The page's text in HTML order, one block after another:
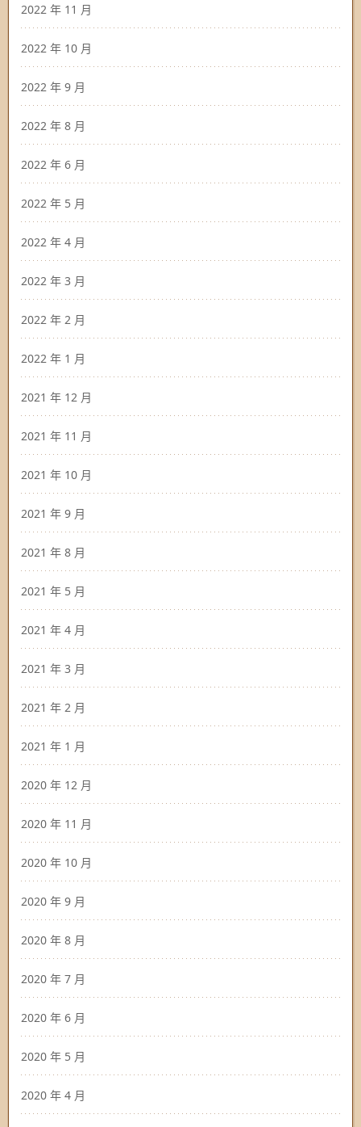
2022 年 11 月
2022 年 10 月
2022 年 9 月
2022 年 8 月
2022 年 6 月
2022 年 5 月
2022 年 4 月
2022 年 3 月
2022 年 2 月
2022 年 1 月
2021 年 12 月
2021 年 11 月
2021 年 10 月
2021 年 9 月
2021 年 8 月
2021 年 5 月
2021 年 4 月
2021 年 3 月
2021 年 2 月
2021 年 1 月
2020 年 12 月
2020 年 11 月
2020 年 10 月
2020 年 9 月
2020 年 8 月
2020 年 7 月
2020 年 6 月
2020 年 5 月
2020 年 4 月